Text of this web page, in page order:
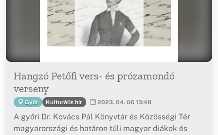
Hangzó Petőfi vers- és prózamondó
verseny
Győr Kulturális hír 2023. 04. 06 13:48
A győri Dr. Kovács Pál Könyvtár és Közösségi Tér
magyarországi és határon túli magyar diákok és